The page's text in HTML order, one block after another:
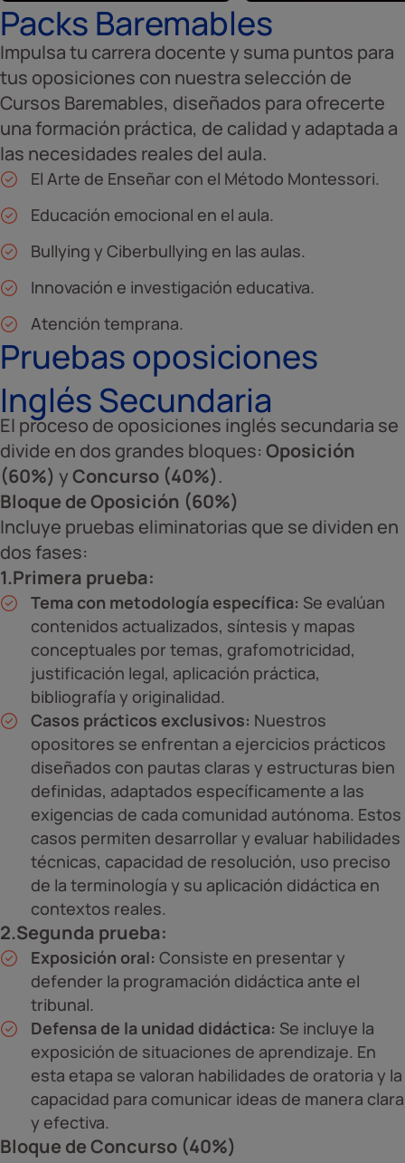
Packs Baremables
Impulsa tu carrera docente y suma puntos para
tus oposiciones con nuestra selección de
Cursos Baremables, diseñados para ofrecerte
una formación práctica, de calidad y adaptada a
las necesidades reales del aula.
El Arte de Enseñar con el Método Montessori.
Educación emocional en el aula.
Bullying y Ciberbullying en las aulas.
Innovación e investigación educativa.
Atención temprana.
Pruebas oposiciones
Inglés Secundaria
El proceso de oposiciones inglés secundaria se
divide en dos grandes bloques: Oposición
(60%) yConcurso (40%).
Bloque de Oposición (60%)
Incluye pruebas eliminatorias que se dividen en
dos fases:
1.Primera prueba:
Tema con metodología específica: Se evalúan
contenidos actualizados, síntesis y mapas
conceptuales por temas, grafomotricidad,
justificación legal, aplicación práctica,
bibliografía y originalidad.
Casos prácticos exclusivos: Nuestros
opositores se enfrentan a ejercicios prácticos
diseñados con pautas claras y estructuras bien
definidas, adaptados específicamente a las
exigencias de cada comunidad autónoma. Estos
casos permiten desarrollar y evaluar habilidades
técnicas, capacidad de resolución, uso preciso
de la terminología y su aplicación didáctica en
contextos reales.
2.Segunda prueba:
Exposición oral: Consiste en presentar y
defender la programación didáctica ante el
tribunal.
Defensa de la unidad didáctica: Se incluye la
exposición de situaciones de aprendizaje. En
esta etapa se valoran habilidades de oratoria y la
capacidad para comunicar ideas de manera clara
y efectiva.
Bloque de Concurso (40%)